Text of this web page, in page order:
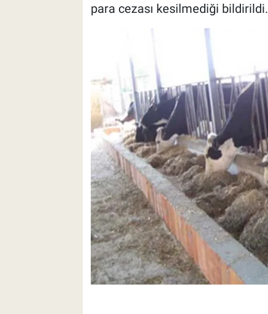
para cezası kesilmediği bildirildi.